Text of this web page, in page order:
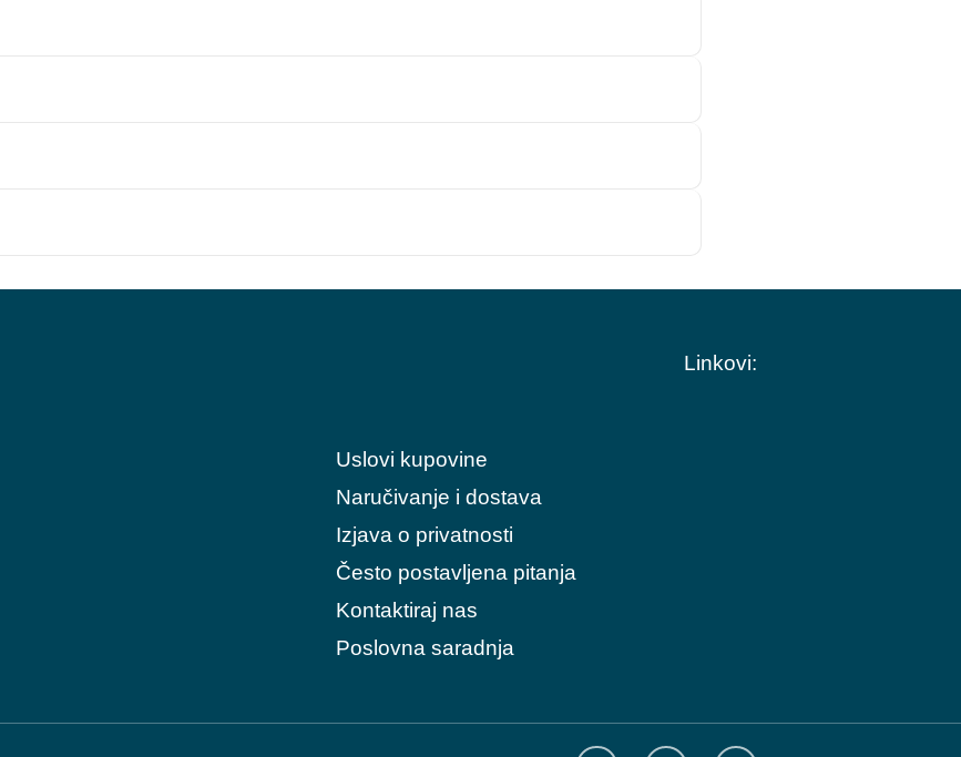
Linkovi:
Uslovi kupovine
Naručivanje i dostava
Izjava o privatnosti
Često postavljena pitanja
Kontaktiraj nas
Poslovna saradnja
I F T